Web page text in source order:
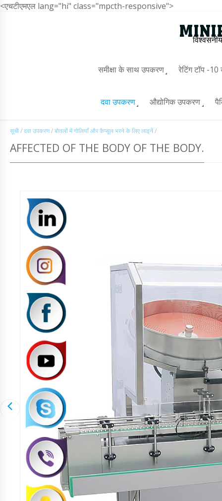
<एचटीएमएल lang="hi" class="mpcth-responsive">
समीक्षा के साथ उपकरण रेटिंग टॉप -
दवा उपकरण औद्योगिक उपकरण
सूची/दवा उपकरण/बोतलों में गोलियाँ और कैप्सूल भरने के लिए लाइनें/
AFFECTED OF THE BODY OF THE BODY.